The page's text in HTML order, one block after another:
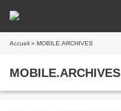
Accueil » MOBILE.ARCHIVES
MOBILE.ARCHIVES